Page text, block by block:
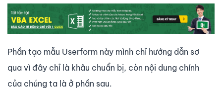
Phần tạo mẫu Userform này mình chỉ hướng dẫn sơ
qua vì đây chỉ là khâu chuẩn bị, còn nội dung chính
của chúng ta là ở phần sau.